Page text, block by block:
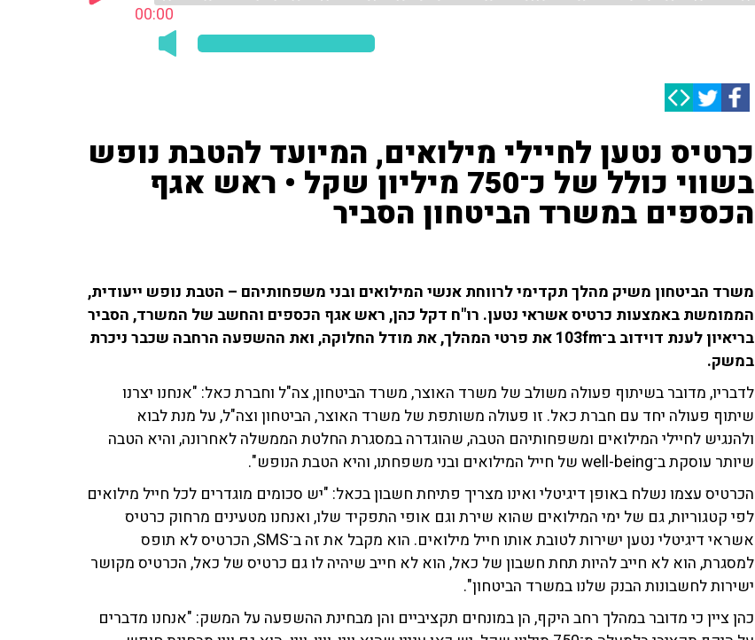
00:00
כרטיס נטען לחיילי מילואים, המיועד להטבת נופש
בשווי כולל של כ־750 מיליון שקל • ראש אגף
הכספים במשרד הביטחון הסביר
משרד הביטחון משיק מהלך תקדימי לרווחת אנשי המילואים ובני משפחותיהם – הטבת נופש ייעודית,
הממומשת באמצעות כרטיס אשראי נטען. רו"ח דקל כהן, ראש אגף הכספים והחשב של המשרד, הסביר
בריאיון לענת דוידוב ב־103fm את פרטי המהלך, את מודל החלוקה, ואת ההשפעה הרחבה שכבר ניכרת
במשק.
לדבריו, מדובר בשיתוף פעולה משולב של משרד האוצר, משרד הביטחון, צה"ל וחברת כאל: "אנחנו יצרנו
שיתוף פעולה יחד עם חברת כאל. זו פעולה משותפת של משרד האוצר, הביטחון וצה"ל, על מנת לבוא
ולהנגיש לחיילי המילואים ומשפחותיהם הטבה, שהוגדרה במסגרת החלטת הממשלה לאחרונה, והיא הטבה
שיותר עוסקת ב־well-being של חייל המילואים ובני משפחתו, והיא הטבת הנופש".
הכרטיס עצמו נשלח באופן דיגיטלי ואינו מצריך פתיחת חשבון בכאל: "יש סכומים מוגדרים לכל חייל מילואים
לפי קטגוריות, גם של ימי המילואים שהוא שירת וגם אופי התפקיד שלו, ואנחנו מטעינים מרחוק כרטיס
אשראי דיגיטלי נטען ישירות לטובת אותו חייל מילואים. הוא מקבל את זה ב־SMS, הכרטיס לא תופס
למסגרת, הוא לא חייב להיות תחת חשבון של כאל, הוא לא חייב שיהיה לו גם כרטיס של כאל, הכרטיס מקושר
ישירות לחשבונות הבנק שלנו במשרד הביטחון".
כהן ציין כי מדובר במהלך רחב היקף, הן במונחים תקציביים והן מבחינת ההשפעה על המשק: "אנחנו מדברים